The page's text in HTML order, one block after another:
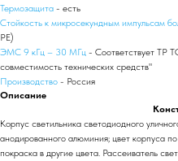
Термозащита - есть
Стойкость к микросекундным импульсам
PE)
ЭМС 9 кГц – 30 МГц - Соответствует ТР
совместимость технических средств"
Производство - Россия
Описание
Корпус светильника светодиодного
анодированного алюминия; цвет корпуса
покраска в другие цвета. Рассеиватель